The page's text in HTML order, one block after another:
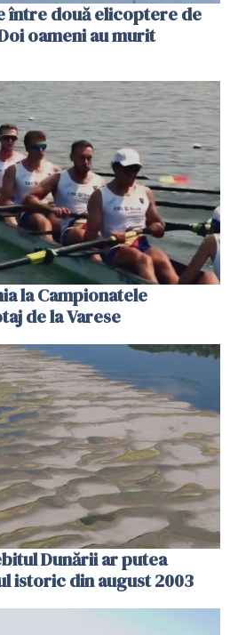
între două elicoptere de
oameni au murit
la Campionatele
de la Varese
Dunării ar putea
istoric din august 2003